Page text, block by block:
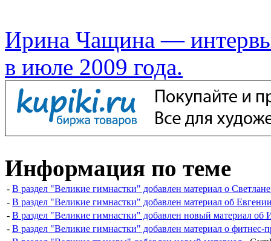
Ирина Чащина —
в июле 2009 года.
Информация по теме
- В раздел "Великие гимнастки" добавлен материал о
- В раздел "Великие гимнастки" добавлен материал об
- В раздел "Великие гимнастки" добавлен новый материал
- В раздел "Великие гимнастки" добавлен материал о